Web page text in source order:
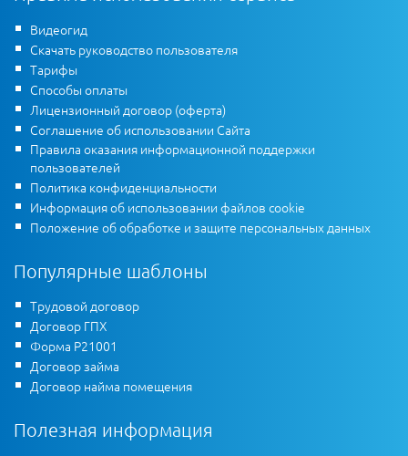
Видеогид
Скачать руководство пользователя
Тарифы
Способы оплаты
Лицензионный договор (оферта)
Соглашение об использовании Сайта
Правила оказания информационной поддержки
пользователей
Политика конфиденциальности
Информация об использовании файлов cookie
Положение об обработке и защите персональных данных
Популярные шаблоны
Трудовой договор
Договор ГПХ
Форма Р21001
Договор займа
Договор найма помещения
Полезная информация